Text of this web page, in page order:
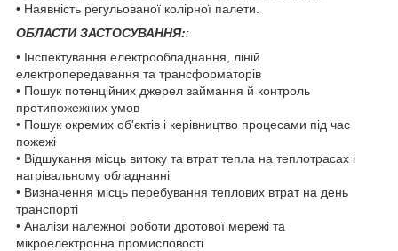
• Наявність регульованої колірної палети.
ОБЛАСТИ ЗАСТОСУВАННЯ::
• Інспектування електрообладнання, ліній
електропередавання та трансформаторів
• Пошук потенційних джерел займання й контроль
протипожежних умов
• Пошук окремих об'єктів і керівництво процесами під час
пожежі
• Відшукання місць витоку та втрат тепла на теплотрасах і
нагрівальному обладнанні
• Визначення місць перебування теплових втрат на день
транспорті
• Аналізи належної роботи дротової мережі та
мікроелектронна промисловості